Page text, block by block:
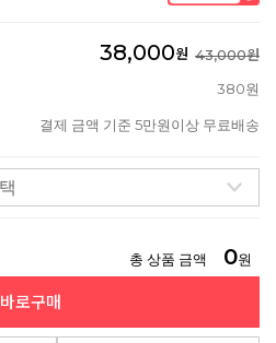
38,000원 43,000원
380원
결제 금액 기준 5만원이상 무료배송
총 상품 금액 0원
바로구매